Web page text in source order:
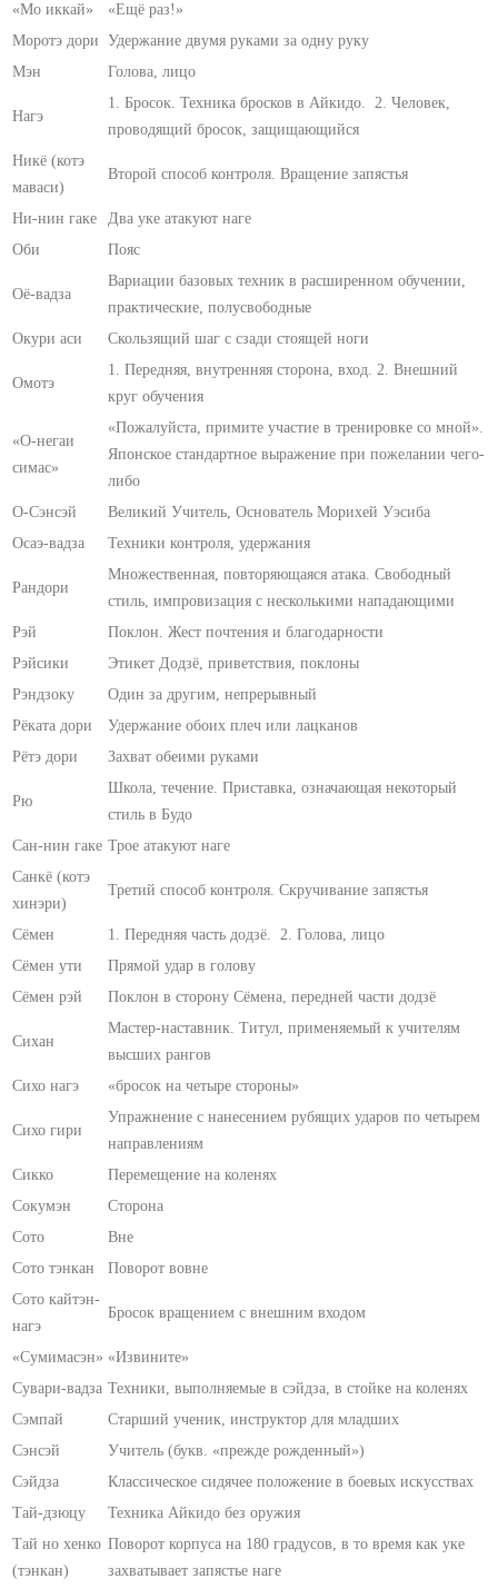
«Мо иккай»
«Ещё раз!»
Моротэ дори Удержание двумя руками за одну руку
Мэн
Голова, лицо
Нагэ
1. Бросок. Техника бросков в Айкидо. 2. Человек,
проводящий бросок, защищающийся
Никё (котэ
маваси)
Второй способ контроля. Вращение запястья
Ни-нин гаке
Два уке атакуют наге
Оби
Пояс
Оё-вадза
Вариации базовых техник в расширенном обучении,
практические, полусвободные
Окури аси
Скользящий шаг с сзади стоящей ноги
Омотэ
1. Передняя, внутренняя сторона, вход. 2. Внешний
круг обучения
«О-негаи
симас»
«Пожалуйста, примите участие в тренировке со мной».
Японское стандартное выражение при пожелании чего-
либо
О-Сэнсэй
Великий Учитель, Основатель Морихей Уэсиба
Осаэ-вадза
Техники контроля, удержания
Рандори
Множественная, повторяющаяся атака. Свободный
стиль, импровизация с несколькими нападающими
Рэй
Поклон. Жест почтения и благодарности
Рэйсики
Этикет Додзё, приветствия, поклоны
Рэндзоку
Один за другим, непрерывный
Рёката дори
Удержание обоих плеч или лацканов
Рётэ дори
Захват обеими руками
Рю
Школа, течение. Приставка, означающая некоторый
стиль в Будо
Сан-нин гаке Трое атакуют наге
Санкё (котэ
хинэри)
Третий способ контроля. Скручивание запястья
Сёмен
1. Передняя часть додзё. 2. Голова, лицо
Сёмен ути
Прямой удар в голову
Сёмен рэй
Поклон в сторону Сёмена, передней части додзё
Сихан
Мастер-наставник. Титул, применяемый к учителям
высших рангов
Сихо нагэ
«бросок на четыре стороны»
Сихо гири
Упражнение с нанесением рубящих ударов по четырем
направлениям
Сикко
Перемещение на коленях
Сокумэн
Сторона
Сото
Вне
Сото тэнкан
Поворот вовне
Сото кайтэн-
нагэ
Бросок вращением с внешним входом
«Сумимасэн» «Извините»
Сувари-вадза Техники, выполняемые в сэйдза, в стойке на коленях
Сэмпай
Старший ученик, инструктор для младших
Сэнсэй
Учитель (букв. «прежде рожденный»)
Сэйдза
Классическое сидячее положение в боевых искусствах
Тай-дзюцу
Техника Айкидо без оружия
Тай но хенко
(тэнкан)
Поворот корпуса на 180 градусов, в то время как уке
захватывает запястье наге